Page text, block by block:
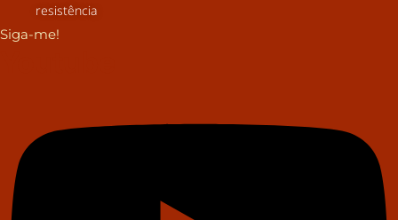
resistência
Siga-me!